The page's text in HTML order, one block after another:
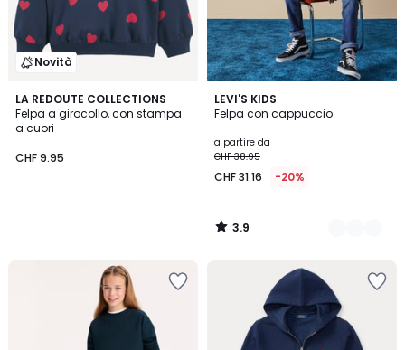
Novità
LA REDOUTE COLLECTIONS
Felpa a girocollo, con stampa
a cuori
CHF 9.95
LEVI'S KIDS
Felpa con cappuccio
a partire da
CHF 38.95
CHF 31.16 -20%
3.9
/ 5
3
Colori
3.9
/